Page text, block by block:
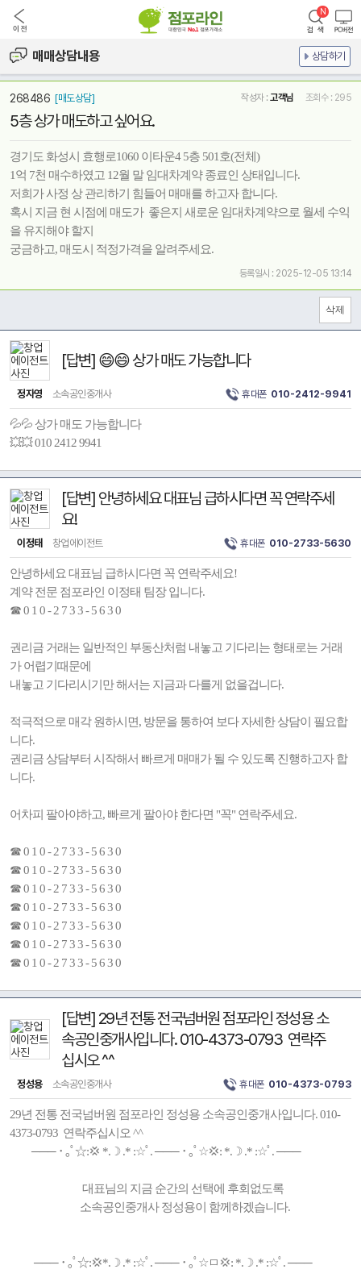
매매상담내용 상담하기
268486 [매도상담] 작성자 : 고객님 조회수 : 295
5층 상가 매도하고 싶어요.
경기도 화성시 효행로1060 이타운4 5층 501호(전체)
1억 7천 매수하였고 12월 말 임대차계약 종료인 상태입니다.
저희가 사정 상 관리하기 힘들어 매매를 하고자 합니다.
혹시 지금 현 시점에 매도가 좋은지 새로운 임대차계약으로 월세 수익
을 유지해야 할지
궁금하고, 매도시 적정가격을 알려주세요.
등록일시 : 2025-12-05 13:14
[답변] 😄😄 상가 매도 가능합니다
정자영 소속공인중개사 휴대폰 010-2412-9941
💦💦 상가 매도 가능합니다
💥💥 010 2412 9941
[답변] 안녕하세요 대표님 급하시다면 꼭 연락주세
요!
이정태 창업에이전트 휴대폰 010-2733-5630
안녕하세요 대표님 급하시다면 꼭 연락주세요!
계약 전문 점포라인 이정태 팀장 입니다.
☎ 0 1 0 - 2 7 3 3 - 5 6 3 0
권리금 거래는 일반적인 부동산처럼 내놓고 기다리는 형태로는 거래
가 어렵기때문에
내놓고 기다리시기만 해서는 지금과 다를게 없을겁니다.
적극적으로 매각 원하시면, 방문을 통하여 보다 자세한 상담이 필요합
니다.
권리금 상담부터 시작해서 빠르게 매매가 될 수 있도록 진행하고자 합
니다.
어차피 팔아야하고, 빠르게 팔아야 한다면 "꼭" 연락주세요.
☎ 0 1 0 - 2 7 3 3 - 5 6 3 0
☎ 0 1 0 - 2 7 3 3 - 5 6 3 0
☎ 0 1 0 - 2 7 3 3 - 5 6 3 0
☎ 0 1 0 - 2 7 3 3 - 5 6 3 0
☎ 0 1 0 - 2 7 3 3 - 5 6 3 0
☎ 0 1 0 - 2 7 3 3 - 5 6 3 0
☎ 0 1 0 - 2 7 3 3 - 5 6 3 0
[답변] 29년 전통 전국넘버원 점포라인 정성용 소
속공인중개사입니다. 010-4373-0793 연락주
십시오 ^^
정성용 소속공인중개사 휴대폰 010-4373-0793
29년 전통 전국넘버원 점포라인 정성용 소속공인중개사입니다. 010-
4373-0793 연락주십시오 ^^
─── ･ ｡ﾟ☆:💢 *.☽ .* :☆ﾟ. ─── ･ ｡ﾟ☆💢: *.☽ .* :☆ﾟ. ───
대표님의 지금 순간의 선택에 후회없도록
소속공인중개사 정성용이 함께하겠습니다.
─── ･ ｡ﾟ☆:💢*.☽ .* :☆ﾟ. ─── ･ ｡ﾟ☆ㅁ💢: *.☽ .* :☆ﾟ. ───